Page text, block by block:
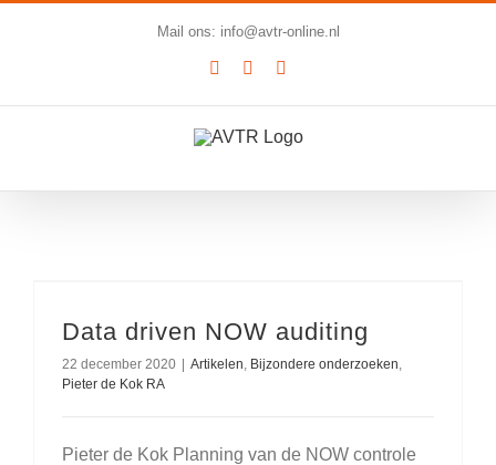
Mail ons: info@avtr-online.nl
YouTubeLinkedIn
Data driven NOW auditing
22 december 2020 | Artikelen Bijzondere onderzoeken
Pieter de Kok RA
Pieter de Kok Planning van de NOW controle